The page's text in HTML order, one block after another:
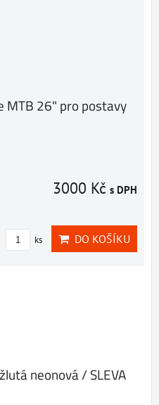
MTB 26" pro postavy
3000 Kč s DPH
ks DO KOŠÍKU
neonová / SLEVA